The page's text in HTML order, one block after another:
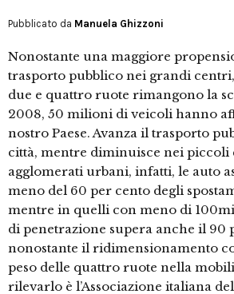
Pubblicato da Manuela Ghizzoni
Nonostante una maggiore
trasporto pubblico nei grandi
due e quattro ruote rimangono la
2008, 50 milioni di veicoli hanno
nostro Paese. Avanza il trasporto
città, mentre diminuisce nei piccoli
agglomerati urbani, infatti, le auto
meno del 60 per cento degli
mentre in quelli con meno di
di penetrazione supera anche il 90
nonostante il ridimensionamento
peso delle quattro ruote nella
rilevarlo è l’Associazione italiana